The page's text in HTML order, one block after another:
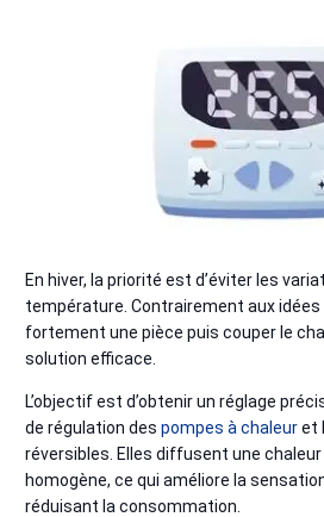
En hiver, la priorité est d’éviter les
température. Contrairement aux
fortement une pièce puis couper le
solution efficace.
L’objectif est d’obtenir un réglage
de régulation des pompes à chaleuret
réversibles. Elles diffusent une
homogène, ce qui améliore la
réduisant la consommation.